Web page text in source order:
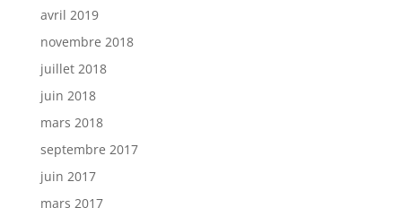
avril 2019
novembre 2018
juillet 2018
juin 2018
mars 2018
septembre 2017
juin 2017
mars 2017